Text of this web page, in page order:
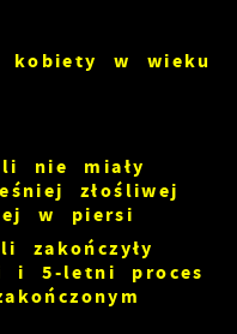
kobiety w wieku
nie miały
złośliwej
w piersi
zakończyły
i 5-letni proces